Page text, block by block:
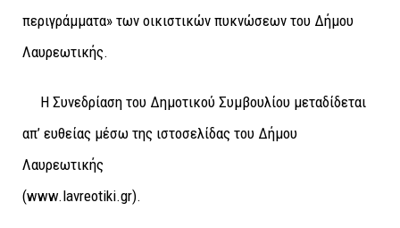
περιγράμματα» των οικιστικών πυκνώσεων του Δήμου
Λαυρεωτικής.
Η Συνεδρίαση του Δημοτικού Συμβουλίου μεταδίδεται
απ’ ευθείας μέσω της ιστοσελίδας του Δήμου
Λαυρεωτικής
(www.lavreotiki.gr).